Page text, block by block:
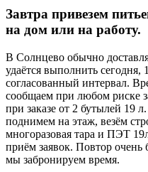
Завтра привезем
на дом или на работу.
В Солнцево обычно
удаётся выполнить
согласованный интервал.
сообщаем при любом риске
при заказе от 2 бутылей 19
поднимем на этаж, везём
многоразовая тара и ПЭТ
приём заявок. Повтор
мы забронируем время.
Добавить отзыв
Опубликовать
отзыв от клиента
Светлана Москва